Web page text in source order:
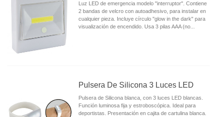
Luz LED de emergencia modelo "interruptor". Contiene
2 bandas de velcro con autoadhesivo, para instalar en
cualquier pieza. Incluye círculo "glow in the dark" para
visualización de encendido. Usa 3 pilas AAA (no...
Pulsera De Silicona 3 Luces LED
Pulsera de Silicona blanca, con 3 luces LED blancas.
Función luminosa fija y estroboscópica. Ideal para
deportistas. Presentación en cajita de cartulina blanca.